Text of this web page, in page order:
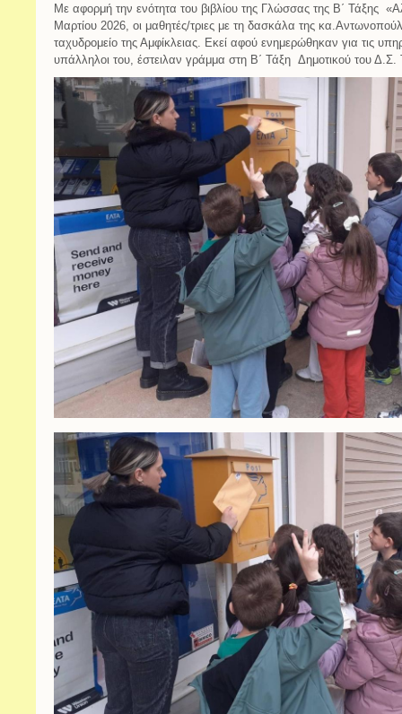
Με αφορμή την ενότητα του βιβλίου της Γλώσσας της Β΄ Τάξης
Μαρτίου 2026, οι μαθητές/τριες με τη δασκάλα της
ταχυδρομείο της Αμφίκλειας. Εκεί αφού ενημερώθηκαν για τις
υπάλληλοι του, έστειλαν γράμμα στη Β΄ Τάξη Δημοτικού του Δ.Σ.